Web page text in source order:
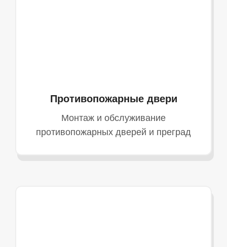
Противопожарные двери
Монтаж и обслуживание
противопожарных дверей и преград